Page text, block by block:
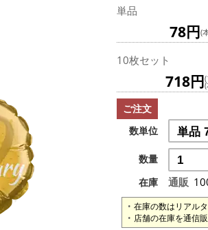
単品
78円(
10枚セット
718円
ご注文
数単位
数量
在庫
通販
在庫の数はリアル
店舗の在庫を通信